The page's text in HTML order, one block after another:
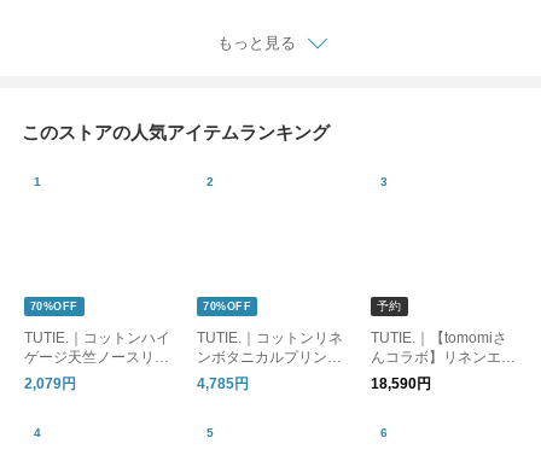
もっと見る
このストアの人気アイテムランキング
70%OFF
TUTIE.｜コットンハイ
ゲージ天竺ノースリー
ブプルオーバー
2,079円
70%OFF
TUTIE.｜コットンリネ
ンボタニカルプリント
パンツ
4,785円
予約
TUTIE.｜【tomomiさ
んコラボ】リネンエア
ーウォッシュフリルブ
ラウス / 9月下旬発送 /
ツ
18,590円